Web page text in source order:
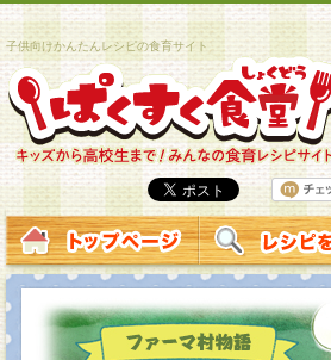
子供向けかんたんレシピの食育サイト